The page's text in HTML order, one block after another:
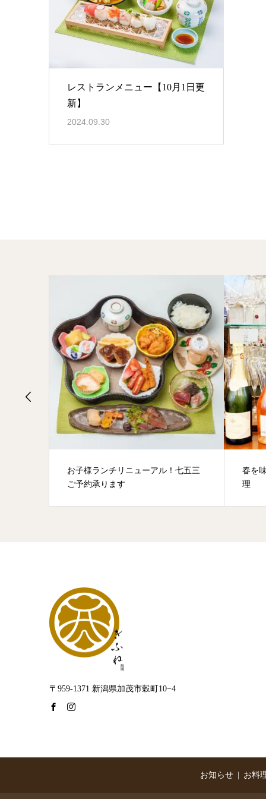
レストランメニュー【10月1日更
新】
2024.09.30
お子様ランチリニューアル！七五三
ご予約承ります
春を
理
〒959-1371 新潟県加茂市穀町10−4
お知らせ お料